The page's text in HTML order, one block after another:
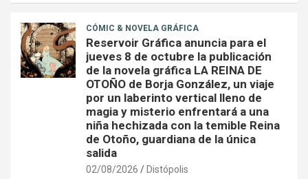
CÓMIC & NOVELA GRÁFICA
Reservoir Gráfica anuncia para el
jueves 8 de octubre la publicación
de la novela gráfica LA REINA DE
OTOÑO de Borja González, un viaje
por un laberinto vertical lleno de
magia y misterio enfrentará a una
niña hechizada con la temible Reina
de Otoño, guardiana de la única
salida
02/08/2026 Distópolis